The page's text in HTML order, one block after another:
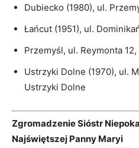
Dubiecko (1980), ul.
Łańcut (1951), ul.
Przemyśl, ul. Reymonta
Ustrzyki Dolne (1970), ul.
Ustrzyki Dolne
Zgromadzenie Sióstr
Najświętszej Panny Maryi